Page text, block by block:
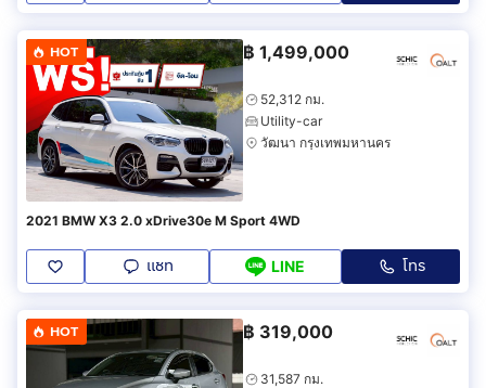
HOT ฿ 1,499,000
52,312 กม.
Utility-car
วัฒนา กรุงเทพมหานคร
2021 BMW X3 2.0 xDrive30e M Sport 4WD
แชท LINE โทร
HOT ฿ 319,000
31,587 กม.